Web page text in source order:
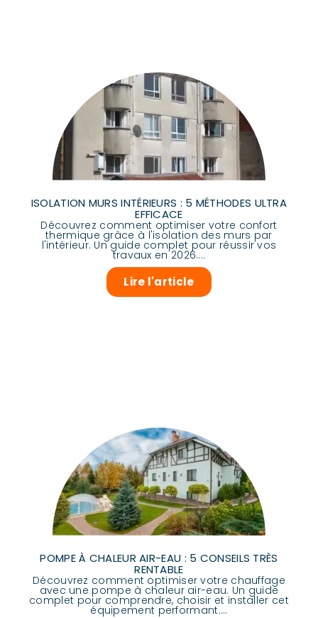
ISOLATION MURS INTÉRIEURS : 5 MÉTHODES ULTRA
EFFICACE
Découvrez comment optimiser votre confort
thermique grâce à l'isolation des murs par
l'intérieur. Un guide complet pour réussir vos
travaux en 2026....
Lire l'article
POMPE À CHALEUR AIR-EAU : 5 CONSEILS TRÈS
RENTABLE
Découvrez comment optimiser votre chauffage
avec une pompe à chaleur air-eau. Un guide
complet pour comprendre, choisir et installer cet
équipement performant....